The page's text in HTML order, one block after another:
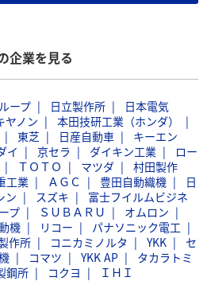
企業を見る
ープ 日立製作所
日本電気
ヤノン
本田技研工業（ホンダ）
東芝 日産自動車
キーエン
イ 京セラ ダイキン工業
ロー
ＴＯＴＯ マツダ
村田製作
工業 ＡＧＣ 豊田自動織機
日
ン スズキ
富士フイルムビジネ
プ ＳＵＢＡＲＵ
オムロン
機 リコー
パナソニック電工
作所 コニカミノルタ YKK
セ
コマツ YKK AP
タカラトミ
鋼所 コクヨ ＩＨＩ